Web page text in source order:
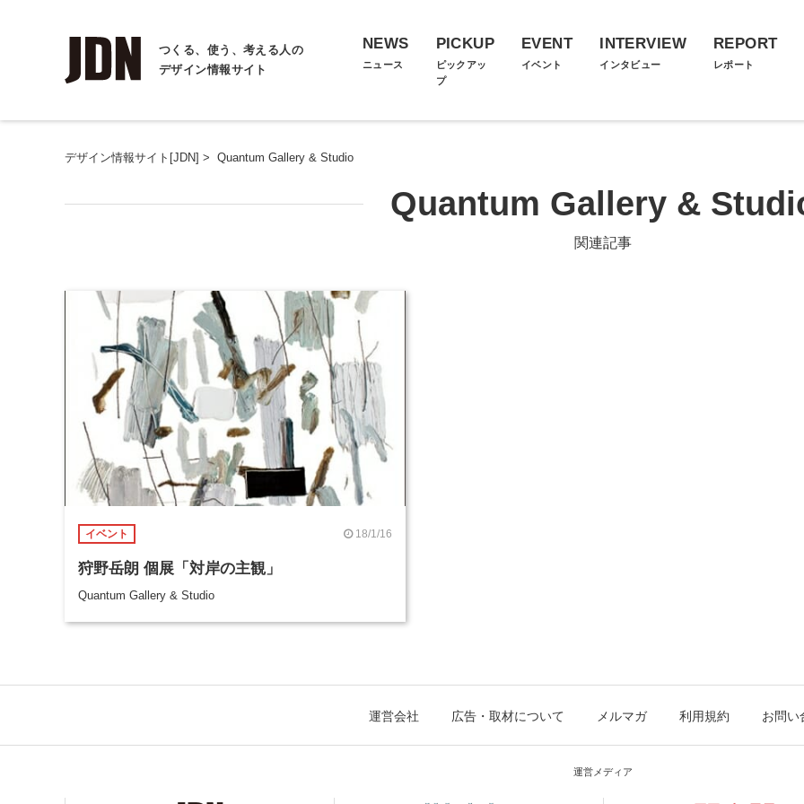
つくる、使う、考える人の
デザイン情報サイト
NEWS
ニュース
PICKUP
ピックアッ
プ
EVENT
イベント
INTERVIEW
インタビュー
REPORT
レポート
デザイン情報サイト[JDN] > Quantum Gallery & Studio
Quantum Gallery &
関連記事
イベント 18/1/16
狩野岳朗 個展「対岸の主観」
Quantum Gallery & Studio
運営会社 広告・取材について メルマガ 利用規約 お問い
運営メディア